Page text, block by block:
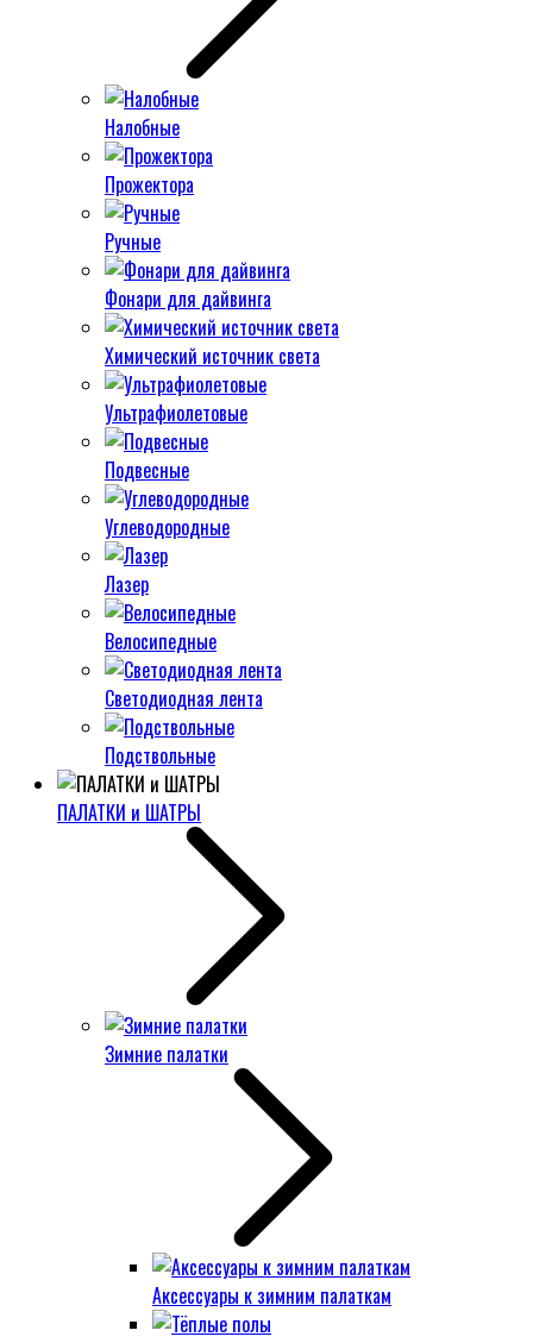
Налобные
Прожектора
Ручные
Фонари для дайвинга
Химический источник света
Ультрафиолетовые
Подвесные
Углеводородные
Лазер
Велосипедные
Светодиодная лента
Подствольные
ПАЛАТКИ и ШАТРЫ
Зимние палатки
Аксессуары к зимним палаткам